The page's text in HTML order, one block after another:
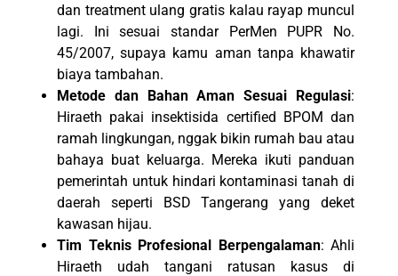
dan treatment ulang gratis kalau rayap muncul
lagi. Ini sesuai standar PerMen PUPR No.
45/2007, supaya kamu aman tanpa khawatir
biaya tambahan.
Metode dan Bahan Aman Sesuai Regulasi:
Hiraeth pakai insektisida certified BPOM dan
ramah lingkungan, nggak bikin rumah bau atau
bahaya buat keluarga. Mereka ikuti panduan
pemerintah untuk hindari kontaminasi tanah di
daerah seperti BSD Tangerang yang deket
kawasan hijau.
Tim Teknis Profesional Berpengalaman: Ahli
Hiraeth udah tangani ratusan kasus di